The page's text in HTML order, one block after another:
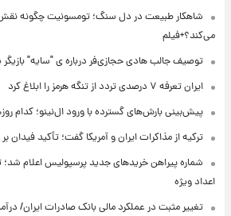
شاهکار طبیعت در دل سنگ؛ تومسونیت چگونه
می‌کند؟+فیلم
توصیف جالب هادی حجازی‌فر درباره ی "سایه" بازیگر
ایران تعرفه ۷ درصدی تردد از تنگه هرمز را ابلاغ کرد
پیش‌بینی بارش‌های گسترده با ورود ال‌نینو؛ کدام
ترکیه از مذاکرات ایران و آمریکا گفت؛ تأکید فیدان
شماره پیراهن خریدهای جدید پرسپولیس اعلام
اعداد ویژه